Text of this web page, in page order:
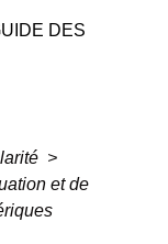
DES
>
et de